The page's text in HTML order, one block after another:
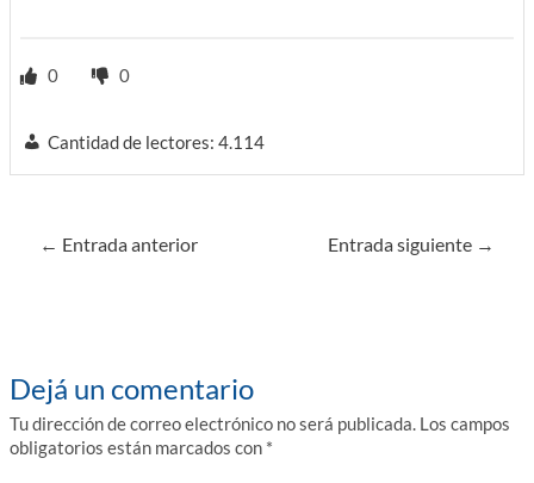
0 0
Cantidad de lectores: 4.114
← Entrada anterior Entrada siguiente →
Dejá un comentario
Tu dirección de correo electrónico no será publicada. Los campos
obligatorios están marcados con *